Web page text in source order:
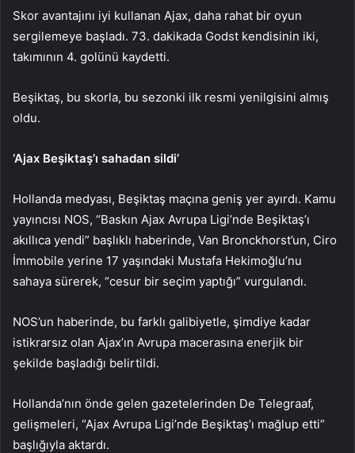
Skor avantajını iyi kullanan Ajax, daha rahat bir oyun
sergilemeye başladı. 73. dakikada Godst kendisinin iki,
takımının 4. golünü kaydetti.
Beşiktaş, bu skorla, bu sezonki ilk resmi yenilgisini almış
oldu.
‘Ajax Beşiktaş’ı sahadan sildi’
Hollanda medyası, Beşiktaş maçına geniş yer ayırdı. Kamu
yayıncısı NOS, “Baskın Ajax Avrupa Ligi’nde Beşiktaş’ı
akıllıca yendi” başlıklı haberinde, Van Bronckhorst’un, Ciro
İmmobile yerine 17 yaşındaki Mustafa Hekimoğlu’nu
sahaya sürerek, “cesur bir seçim yaptığı” vurgulandı.
NOS’un haberinde, bu farklı galibiyetle, şimdiye kadar
istikrarsız olan Ajax’ın Avrupa macerasına enerjik bir
şekilde başladığı belirtildi.
Hollanda’nın önde gelen gazetelerinden De Telegraaf,
gelişmeleri, “Ajax Avrupa Ligi’nde Beşiktaş’ı mağlup etti”
başlığıyla aktardı.